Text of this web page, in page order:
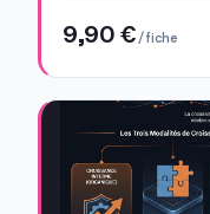
9,90 €/ fiche